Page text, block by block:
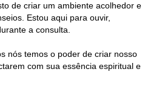
de criar um ambiente acolhedor e
Estou aqui para ouvir,
a consulta.
nós temos o poder de criar nosso
com sua essência espiritual e